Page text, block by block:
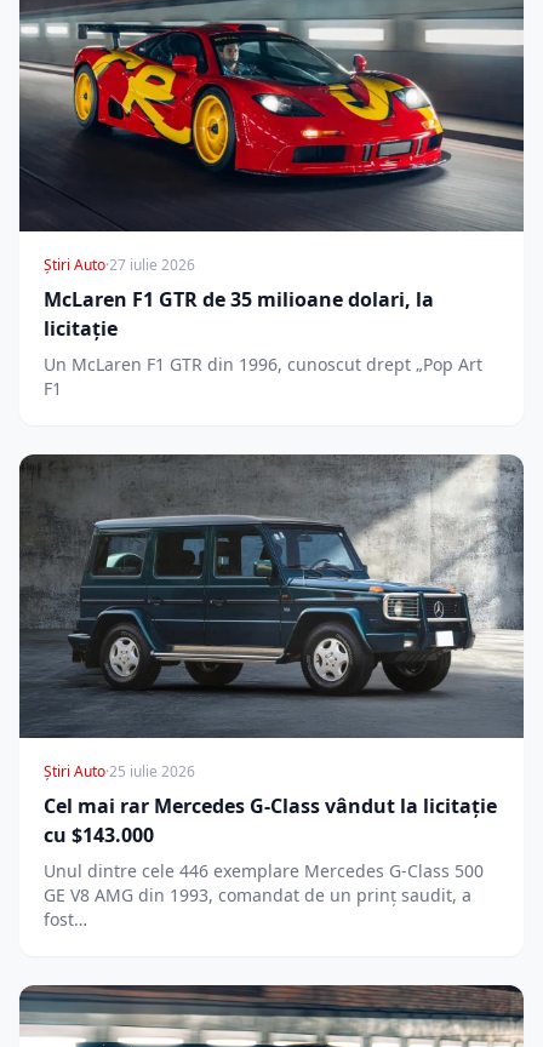
Știri Auto·27 iulie 2026
McLaren F1 GTR de 35 milioane dolari, la
licitație
Un McLaren F1 GTR din 1996, cunoscut drept „Pop Art
F1
Știri Auto·25 iulie 2026
Cel mai rar Mercedes G-Class vândut la licitație
cu $143.000
Unul dintre cele 446 exemplare Mercedes G-Class 500
GE V8 AMG din 1993, comandat de un prinț saudit, a
fost…